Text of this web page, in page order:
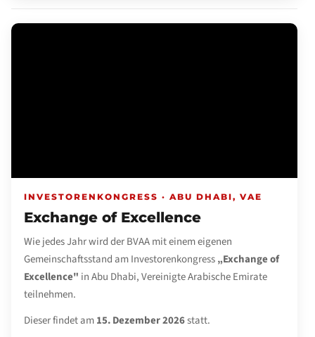
INVESTORENKONGRESS · ABU DHABI, VAE
Exchange of Excellence
Wie jedes Jahr wird der BVAA mit einem eigenen
Gemeinschaftsstand am Investorenkongress„Exchange of
Excellence" in Abu Dhabi, Vereinigte Arabische Emirate
teilnehmen.
Dieser findet am15. Dezember 2026statt.